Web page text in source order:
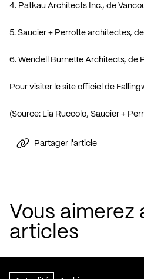
4. Patkau Architects Inc., de
5. Saucier + Perrotte architectes,
6. Wendell Burnette Architects, de
Pour visiter le site officiel de
(Source: Lia Ruccolo, Saucier +
Partager l'article
Vous aimerez
articles